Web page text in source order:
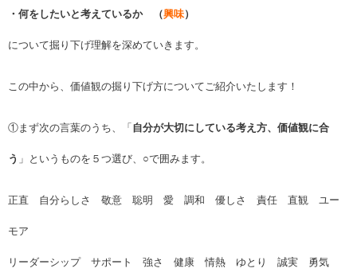
・何をしたいと考えているか （興味）
について掘り下げ理解を深めていきます。
この中から、価値観の掘り下げ方についてご紹介いたします！
①まず次の言葉のうち、「 自分が大切にしている考え方、価値観に合
う 」というものを５つ選び、○で囲みます。
正直 自分らしさ 敬意 聡明 愛 調和 優しさ 責任 直観 ユー
モア
リーダーシップ サポート 強さ 健康 情熱 ゆとり 誠実 勇気